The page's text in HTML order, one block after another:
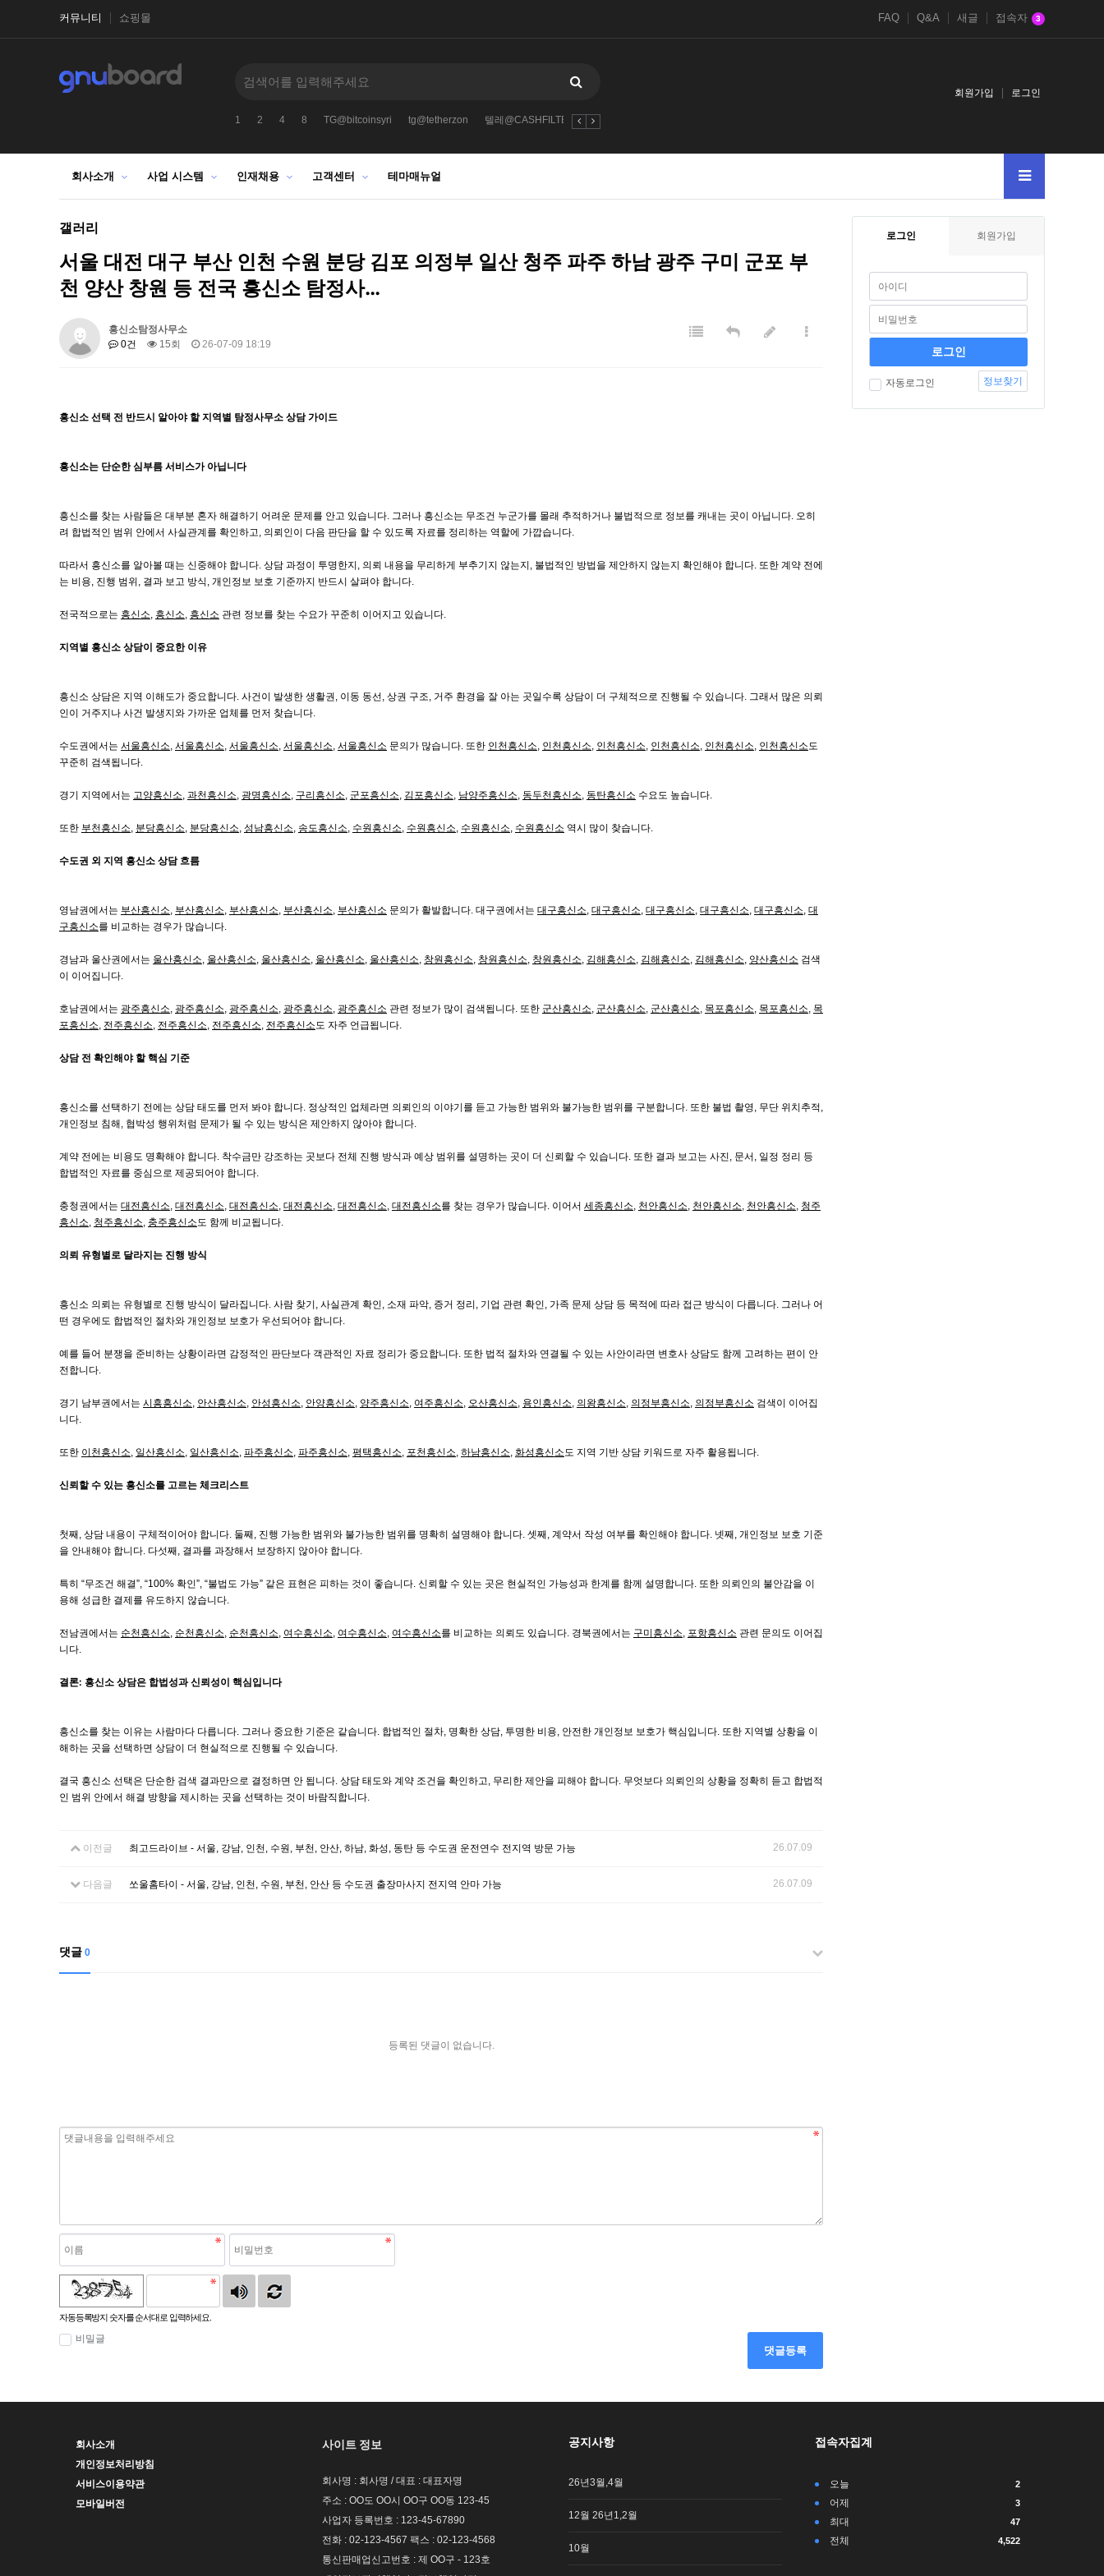
커뮤니티 쇼핑몰 FAQ Q&A 새글 접속자 3
1 2 4 8 TG@bitcoinsyri tg@tetherzon 텔레@CASHFILTER365
회원가입 로그인
회사소개 사업 시스템 인재채용 고객센터 테마매뉴얼
갤러리
서울 대전 대구 부산 인천 수원 분당 김포 의정부 일산 청주 파주 하남 광주 구미 군포 부
천 양산 창원 등 전국 흥신소 탐정사…
흥신소탐정사무소
0건
15회 26-07-09 18:19
흥신소 선택 전 반드시 알아야 할 지역별 탐정사무소 상담 가이드
흥신소는 단순한 심부름 서비스가 아닙니다
흥신소를 찾는 사람들은 대부분 혼자 해결하기 어려운 문제를 안고 있습니다. 그러나 흥신소는 무조건 누군가를 몰래 추적하거나 불법적으로 정보를 캐내는 곳이 아닙니다. 오히
려 합법적인 범위 안에서 사실관계를 확인하고, 의뢰인이 다음 판단을 할 수 있도록 자료를 정리하는 역할에 가깝습니다.
따라서 흥신소를 알아볼 때는 신중해야 합니다. 상담 과정이 투명한지, 의뢰 내용을 무리하게 부추기지 않는지, 불법적인 방법을 제안하지 않는지 확인해야 합니다. 또한 계약 전에
는 비용, 진행 범위, 결과 보고 방식, 개인정보 보호 기준까지 반드시 살펴야 합니다.
전국적으로는 흥신소, 흥신소, 흥신소 관련 정보를 찾는 수요가 꾸준히 이어지고 있습니다.
지역별 흥신소 상담이 중요한 이유
흥신소 상담은 지역 이해도가 중요합니다. 사건이 발생한 생활권, 이동 동선, 상권 구조, 거주 환경을 잘 아는 곳일수록 상담이 더 구체적으로 진행될 수 있습니다. 그래서 많은 의뢰
인이 거주지나 사건 발생지와 가까운 업체를 먼저 찾습니다.
수도권에서는 서울흥신소, 서울흥신소, 서울흥신소, 서울흥신소, 서울흥신소 문의가 많습니다. 또한 인천흥신소, 인천흥신소, 인천흥신소, 인천흥신소, 인천흥신소, 인천흥신소도
꾸준히 검색됩니다.
경기 지역에서는 고양흥신소, 과천흥신소, 광명흥신소, 구리흥신소, 군포흥신소, 김포흥신소, 남양주흥신소, 동두천흥신소, 동탄흥신소 수요도 높습니다.
또한 부천흥신소, 분당흥신소, 분당흥신소, 성남흥신소, 송도흥신소, 수원흥신소, 수원흥신소, 수원흥신소, 수원흥신소 역시 많이 찾습니다.
수도권 외 지역 흥신소 상담 흐름
영남권에서는 부산흥신소, 부산흥신소, 부산흥신소, 부산흥신소, 부산흥신소 문의가 활발합니다. 대구권에서는 대구흥신소, 대구흥신소, 대구흥신소, 대구흥신소, 대구흥신소, 대
구흥신소를 비교하는 경우가 많습니다.
경남과 울산권에서는 울산흥신소, 울산흥신소, 울산흥신소, 울산흥신소, 울산흥신소, 창원흥신소, 창원흥신소, 창원흥신소, 김해흥신소, 김해흥신소, 김해흥신소, 양산흥신소 검색
이 이어집니다.
호남권에서는 광주흥신소, 광주흥신소, 광주흥신소, 광주흥신소, 광주흥신소 관련 정보가 많이 검색됩니다. 또한 군산흥신소, 군산흥신소, 군산흥신소, 목포흥신소, 목포흥신소, 목
포흥신소, 전주흥신소, 전주흥신소, 전주흥신소, 전주흥신소도 자주 언급됩니다.
상담 전 확인해야 할 핵심 기준
흥신소를 선택하기 전에는 상담 태도를 먼저 봐야 합니다. 정상적인 업체라면 의뢰인의 이야기를 듣고 가능한 범위와 불가능한 범위를 구분합니다. 또한 불법 촬영, 무단 위치추적,
개인정보 침해, 협박성 행위처럼 문제가 될 수 있는 방식은 제안하지 않아야 합니다.
계약 전에는 비용도 명확해야 합니다. 착수금만 강조하는 곳보다 전체 진행 방식과 예상 범위를 설명하는 곳이 더 신뢰할 수 있습니다. 또한 결과 보고는 사진, 문서, 일정 정리 등
합법적인 자료를 중심으로 제공되어야 합니다.
충청권에서는 대전흥신소, 대전흥신소, 대전흥신소, 대전흥신소, 대전흥신소, 대전흥신소를 찾는 경우가 많습니다. 이어서 세종흥신소, 천안흥신소, 천안흥신소, 천안흥신소, 청주
흥신소, 청주흥신소, 충주흥신소도 함께 비교됩니다.
의뢰 유형별로 달라지는 진행 방식
흥신소 의뢰는 유형별로 진행 방식이 달라집니다. 사람 찾기, 사실관계 확인, 소재 파악, 증거 정리, 기업 관련 확인, 가족 문제 상담 등 목적에 따라 접근 방식이 다릅니다. 그러나 어
떤 경우에도 합법적인 절차와 개인정보 보호가 우선되어야 합니다.
예를 들어 분쟁을 준비하는 상황이라면 감정적인 판단보다 객관적인 자료 정리가 중요합니다. 또한 법적 절차와 연결될 수 있는 사안이라면 변호사 상담도 함께 고려하는 편이 안
전합니다.
경기 남부권에서는 시흥흥신소, 안산흥신소, 안성흥신소, 안양흥신소, 양주흥신소, 여주흥신소, 오산흥신소, 용인흥신소, 의왕흥신소, 의정부흥신소, 의정부흥신소 검색이 이어집
니다.
또한 이천흥신소, 일산흥신소, 일산흥신소, 파주흥신소, 파주흥신소, 평택흥신소, 포천흥신소, 하남흥신소, 화성흥신소도 지역 기반 상담 키워드로 자주 활용됩니다.
신뢰할 수 있는 흥신소를 고르는 체크리스트
첫째, 상담 내용이 구체적이어야 합니다. 둘째, 진행 가능한 범위와 불가능한 범위를 명확히 설명해야 합니다. 셋째, 계약서 작성 여부를 확인해야 합니다. 넷째, 개인정보 보호 기준
을 안내해야 합니다. 다섯째, 결과를 과장해서 보장하지 않아야 합니다.
특히 “무조건 해결”, “100% 확인”, “불법도 가능” 같은 표현은 피하는 것이 좋습니다. 신뢰할 수 있는 곳은 현실적인 가능성과 한계를 함께 설명합니다. 또한 의뢰인의 불안감을 이
용해 성급한 결제를 유도하지 않습니다.
전남권에서는 순천흥신소, 순천흥신소, 순천흥신소, 여수흥신소, 여수흥신소, 여수흥신소를 비교하는 의뢰도 있습니다. 경북권에서는 구미흥신소, 포항흥신소 관련 문의도 이어집
니다.
결론: 흥신소 상담은 합법성과 신뢰성이 핵심입니다
흥신소를 찾는 이유는 사람마다 다릅니다. 그러나 중요한 기준은 같습니다. 합법적인 절차, 명확한 상담, 투명한 비용, 안전한 개인정보 보호가 핵심입니다. 또한 지역별 상황을 이
해하는 곳을 선택하면 상담이 더 현실적으로 진행될 수 있습니다.
결국 흥신소 선택은 단순한 검색 결과만으로 결정하면 안 됩니다. 상담 태도와 계약 조건을 확인하고, 무리한 제안을 피해야 합니다. 무엇보다 의뢰인의 상황을 정확히 듣고 합법적
인 범위 안에서 해결 방향을 제시하는 곳을 선택하는 것이 바람직합니다.
이전글 최고드라이브 - 서울, 강남, 인천, 수원, 부천, 안산, 하남, 화성, 동탄 등 수도권 운전연수 전지역 방문 가능 26.07.09
다음글 쏘울홈타이 - 서울, 강남, 인천, 수원, 부천, 안산 등 수도권 출장마사지 전지역 안마 가능 26.07.09
댓글 0
등록된 댓글이 없습니다.
자동등록방지 숫자를 순서대로 입력하세요.
비밀글
댓글등록
로그인 회원가입
자동로그인 정보찾기
회사소개
개인정보처리방침
서비스이용약관
모바일버전
사이트 정보
회사명 : 회사명 / 대표 : 대표자명
주소 : OO도 OO시 OO구 OO동 123-45
사업자 등록번호 : 123-45-67890
전화 : 02-123-4567 팩스 : 02-123-4568
통신판매업신고번호 : 제 OO구 - 123호
공지사항
26년3월,4월
12월 26년1,2월
10월
접속자집계
오늘 2
어제 3
최대 47
전체 4,522